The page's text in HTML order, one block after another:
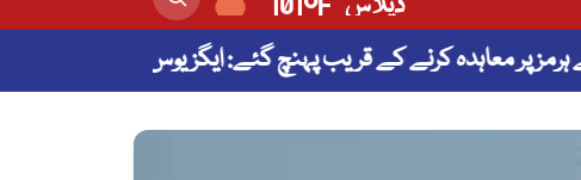
پر معاہدہ کرنے کے قریب پہنچ گئے: ایگزیوس